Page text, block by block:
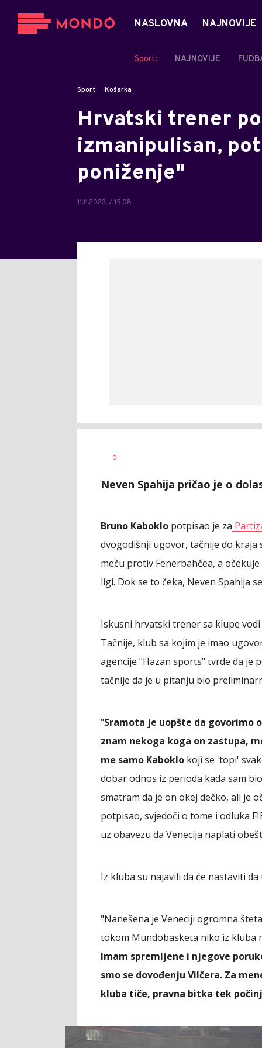
NASLOVNA NAJNOVIJE
Sport: NAJNOVIJE
Sport Košarka
Hrvatski trener
izmanipulisan,
poniženje"
11.11.2023. / 15:08
0
Neven Spahija pričao je o
Bruno Kaboklo potpisao je za
dvogodišnji ugovor, tačnije do kraja
meču protiv Fenerbahčea, a
ligi. Dok se to čeka, Neven Spahija
Iskusni hrvatski trener sa klupe
Tačnije, klub sa kojim je imao
agencije "Hazan sports" tvrde da je
tačnije da je u pitanju bio
"Sramota je uopšte da govorimo
znam nekoga koga on zastupa,
me samo Kaboklo koji se 'topi'
dobar odnos iz perioda kada sam
smatram da je on okej dečko, ali je
potpisao, svjedoči o tome i odluka
uz obavezu da Venecija naplati
Iz kluba su najavili da će nastaviti
"Nanešena je Veneciji ogromna
tokom Mundobasketa niko iz kluba
Imam spremljene i njegove
smo se dovođenju Vilčera. Za
kluba tiče, pravna bitka tek